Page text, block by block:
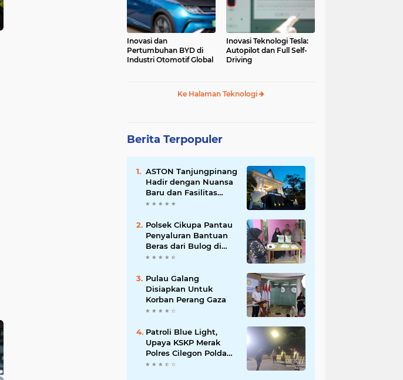
Inovasi dan
Pertumbuhan BYD di
Industri Otomotif Global
Inovasi Teknologi Tesla:
Autopilot dan Full Self-
Driving
Ke Halaman Teknologi
Berita Terpopuler
ASTON Tanjungpinang
Hadir dengan Nuansa
Baru dan Fasilitas
Lengkap untuk
Polsek Cikupa Pantau
Penyaluran Bantuan
Beras dari Bulog di
Desa Pasir Gadung
Pulau Galang
Disiapkan Untuk
Korban Perang Gaza
Patroli Blue Light,
Upaya KSKP Merak
Polres Cilegon Polda
Banten Tekan Aksi